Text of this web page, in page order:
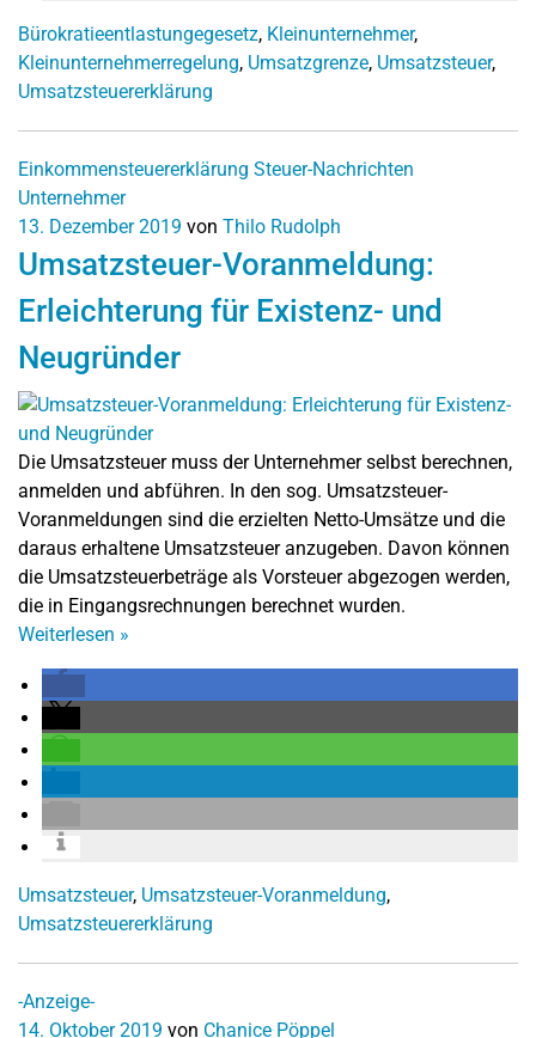
Bürokratieentlastungegesetz, Kleinunternehmer,
Kleinunternehmerregelung, Umsatzgrenze, Umsatzsteuer,
Umsatzsteuererklärung
Einkommensteuererklärung Steuer-Nachrichten
Unternehmer
13. Dezember 2019 von Thilo Rudolph
Umsatzsteuer-Voranmeldung:
Erleichterung für Existenz- und
Neugründer
Die Umsatzsteuer muss der Unternehmer selbst berechnen,
anmelden und abführen. In den sog. Umsatzsteuer-
Voranmeldungen sind die erzielten Netto-Umsätze und die
daraus erhaltene Umsatzsteuer anzugeben. Davon können
die Umsatzsteuerbeträge als Vorsteuer abgezogen werden,
die in Eingangsrechnungen berechnet wurden.
Weiterlesen »
Umsatzsteuer, Umsatzsteuer-Voranmeldung,
Umsatzsteuererklärung
-Anzeige-
14. Oktober 2019 von Chanice Pöppel